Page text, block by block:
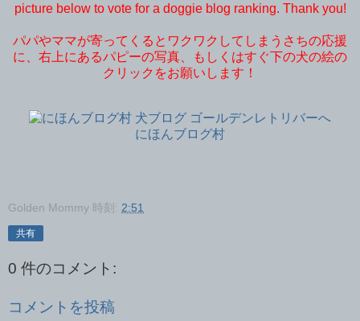
picture below to vote for a doggie blog ranking. Thank you!
パパやママが寄ってくるとワクワクしてしまうさちの応援
に、右上にあるパピーの写真、もしくはすぐ下の犬の絵の
クリックをお願いします！
にほんブログ村
Golden Mommy 時刻: 2:51
共有
0 件のコメント:
コメントを投稿